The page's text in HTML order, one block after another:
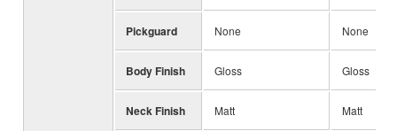
Pickguard None None
Body Finish Gloss Gloss
Neck Finish Matt Matt